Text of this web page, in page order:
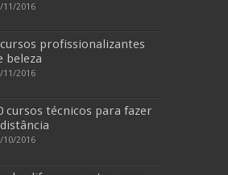
11/2016
profissionalizantes
beleza
11/2016
cursos técnicos para fazer
10/2016